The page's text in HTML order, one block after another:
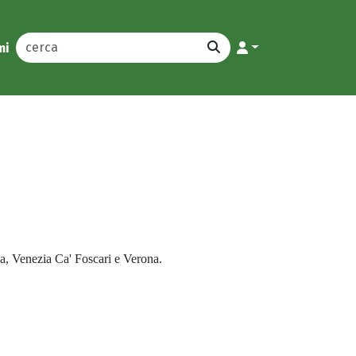
Venezia Ca' Foscari e Verona.